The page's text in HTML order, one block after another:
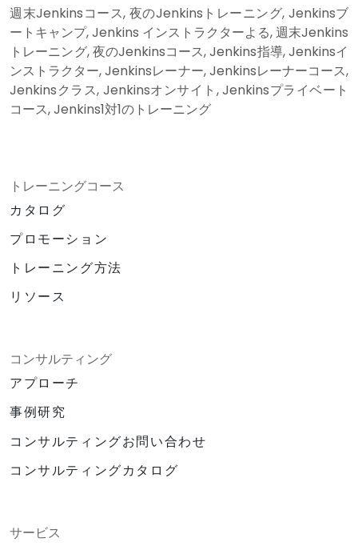
週末Jenkinsコース, 夜のJenkinsトレーニング, Jenkinsブ
ートキャンプ, Jenkins インストラクターよる, 週末Jenkins
トレーニング, 夜のJenkinsコース, Jenkins指導, Jenkinsイ
ンストラクター, Jenkinsレーナー, Jenkinsレーナーコース,
Jenkinsクラス, Jenkinsオンサイト, Jenkinsプライベート
コース, Jenkins1対1のトレーニング
トレーニングコース
カタログ
プロモーション
トレーニング方法
リソース
コンサルティング
アプローチ
事例研究
コンサルティングお問い合わせ
コンサルティングカタログ
サービス